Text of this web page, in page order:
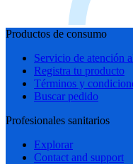
Productos de consumo
Servicio de atención
Registra tu producto
Términos y
Buscar pedido
Profesionales sanitarios
Explorar
Contact and support